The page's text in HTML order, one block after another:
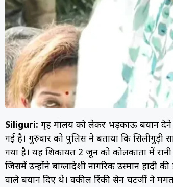
Siliguri: गृह मंत्रालय को लेकर भड़काऊ बयान
गई है। गुरुवार को पुलिस ने बताया कि
गया है। यह शिकायत 2 जून को कोलकाता में रानी
जिसमें उन्होंने बांग्लादेशी नागरिक उस्मान हादी
वाले बयान दिए थे। वकील रिंकी सेन चटर्जी ने